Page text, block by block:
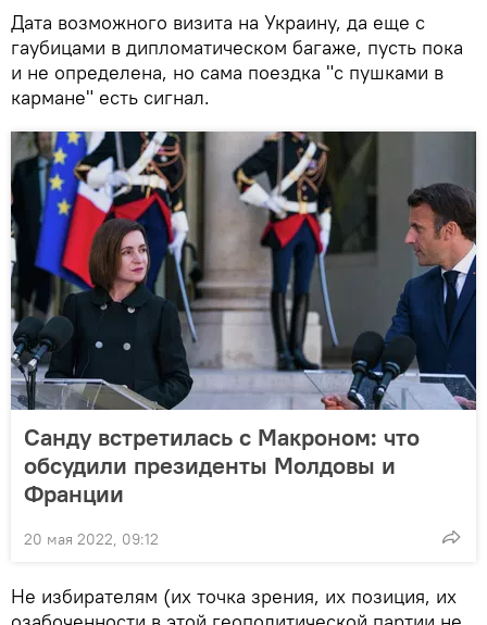
Дата возможного визита на Украину, да еще с
гаубицами в дипломатическом багаже, пусть пока
и не определена, но сама поездка "с пушками в
кармане" есть сигнал.
Санду встретилась с Макроном: что
обсудили президенты Молдовы и
Франции
20 мая 2022, 09:12
Не избирателям (их точка зрения, их позиция, их